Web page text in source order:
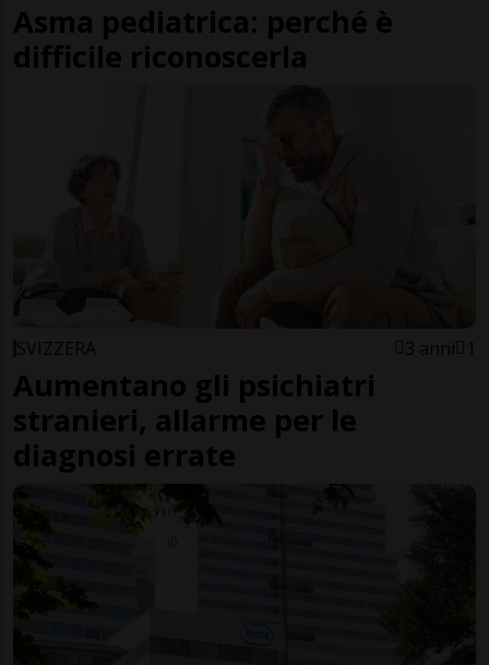
Asma pediatrica: perché è
difficile riconoscerla
SVIZZERA 3 anni 1
Aumentano gli psichiatri
stranieri, allarme per le
diagnosi errate